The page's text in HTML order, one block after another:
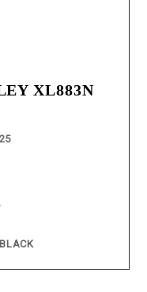
XL883N